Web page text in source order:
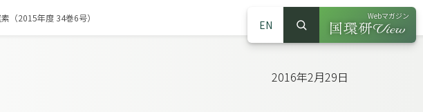
EN
サイト内検索
検索
Webマガジン
（別ウインドウ
（2015年度 34巻6号）
2016年2月29日